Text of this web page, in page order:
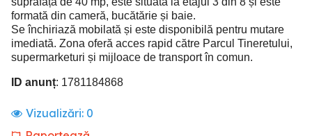
formată din cameră, bucătărie și baie.
Se închiriază mobilată și este disponibilă pentru mutare
imediată. Zona oferă acces rapid către Parcul Tineretului,
supermarketuri și mijloace de transport în comun.
ID anunț: 1781184868
Vizualizări: 0